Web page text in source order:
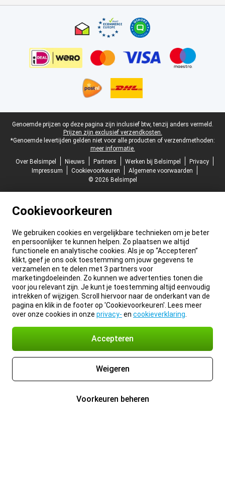
Juridische voettekst
Genoemde prijzen op deze pagina zijn inclusief btw, tenzij anders vermeld.
Prijzen zijn exclusief verzendkosten.
*Genoemde levertijden gelden niet voor alle producten of verzendmethoden:
meer informatie.
Over Belsimpel
Nieuws Partners Werken bij Belsimpel
Privacy
Impressum
Cookievoorkeuren
Algemene voorwaarden
© 2026 Belsimpel
Cookievoorkeuren
We gebruiken cookies en vergelijkbare technieken om je beter
en persoonlijker te kunnen helpen. Zo plaatsen we altijd
functionele en analytische cookies. Als je op “Accepteren”
klikt, geef je ons ook toestemming om jouw gegevens te
verzamelen en te delen met 3 partners voor
marketingdoeleinden. Zo kunnen we advertenties tonen die
voor jou relevant zijn. Je kunt je toestemming altijd eenvoudig
intrekken of wijzigen. Scroll hiervoor naar de onderkant van de
pagina en klik in de footer op 'Cookievoorkeuren'. Lees meer
over onze cookies in onze privacy- en cookieverklaring
Accepteren
Weigeren
Voorkeuren beheren